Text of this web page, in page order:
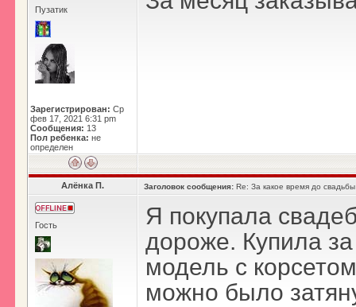
Пузатик
Зарегистрирован: Ср
фев 17, 2021 6:31 pm
Сообщения: 13
Пол ребенка: не
определен
Алёнка П. Заголовок сообщения: Re: За какое время до
Гость
Я покупала
дороже. Купила
модель с
можно было